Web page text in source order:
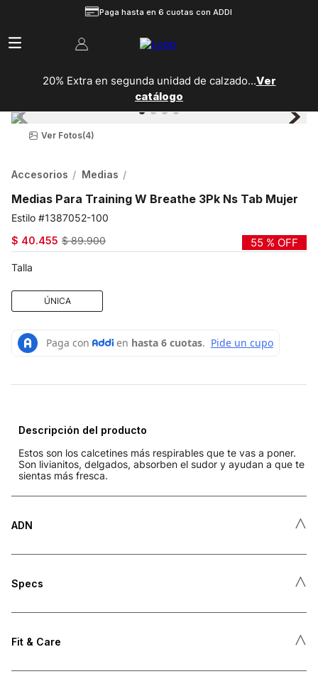
Paga hasta en 6 cuotas con ADDI
20% Extra en segunda unidad de calzado...Ver
catálogo
Ver Fotos(4)
Accesorios Medias
Medias Para Training W Breathe 3Pk Ns Tab Mujer
1387052-100
$ 40.455 $ 89.900 55 % OFF
Talla
ÚNICA
Descripción del producto
Estos son los calcetines más respirables que te vas a poner.
Son livianitos, delgados, absorben el sudor y ayudan a que te
sientas más fresca.
ADN ˄
Specs ˄
Fit & Care ˄